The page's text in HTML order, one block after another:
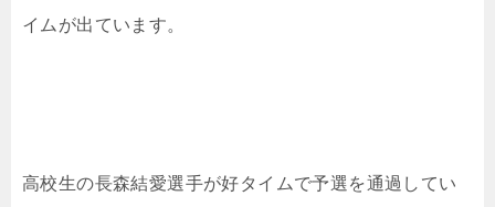
イムが出ています。
高校生の長森結愛選手が好タイムで予選を通過してい